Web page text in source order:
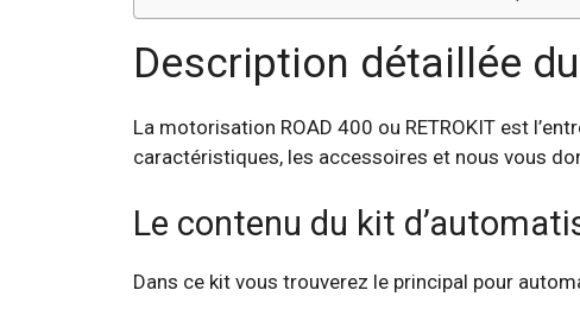
Description détaillée
La motorisation ROAD 400 ou RETROKIT est
caractéristiques, les accessoires et nous vous
Le contenu du kit
Dans ce kit vous trouverez le principal pour